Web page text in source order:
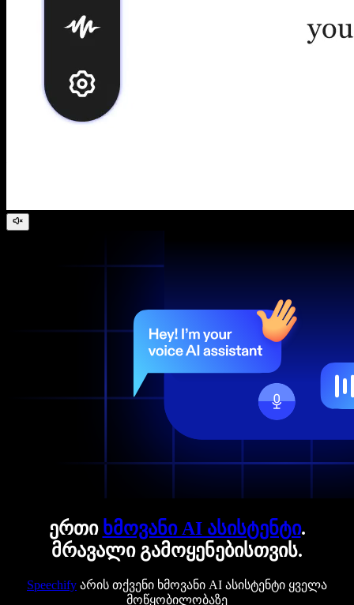
ერთი ხმოვანი AI ასისტენტი.
მრავალი გამოყენებისთვის.
Speechify არის თქვენი ხმოვანი AI ასისტენტი ყველა
მოწყობილობაზე